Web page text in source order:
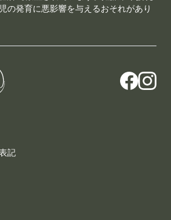
の発育に悪影響を与えるおそれがあり
記